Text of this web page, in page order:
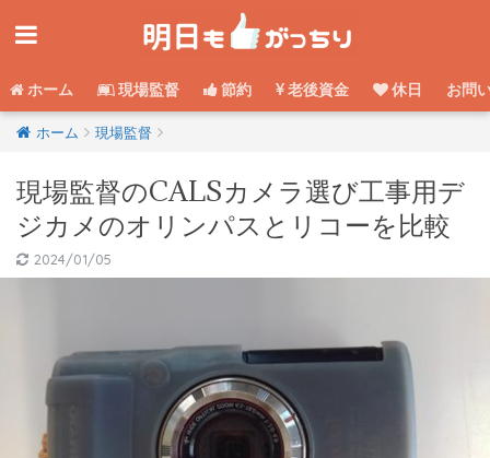
ホーム 現場監督 節約 老後資金 休日 お問
ホーム 現場監督
現場監督のCALSカメラ選び工事用デ
ジカメのオリンパスとリコーを比較
2024/01/05